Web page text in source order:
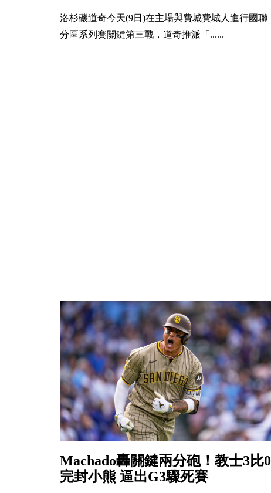
洛杉磯道奇今天(9日)在主場與費城費城人進行國聯
分區系列賽關鍵第三戰，道奇推派「......
Machado轟關鍵兩分砲！教士3比0
完封小熊 逼出G3驟死賽